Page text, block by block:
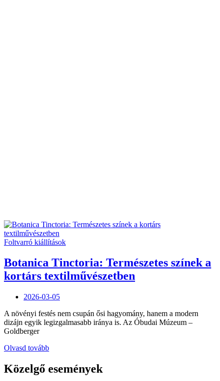
Foltvarró kiállítások
Botanica Tinctoria: Természetes színek a
kortárs textilművészetben
Posted
2026-03-05
A növényi festés nem csupán ősi hagyomány, hanem a modern
dizájn egyik legizgalmasabb iránya is. Az Óbudai Múzeum –
Goldberger
Olvasd tovább„Botanica
Természetes
színek
Közelgő események